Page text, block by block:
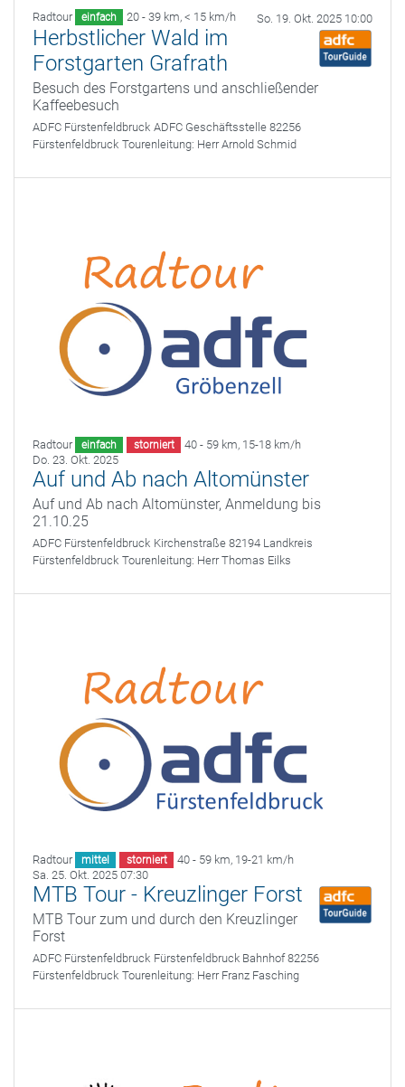
Radtour einfach 20 - 39 km, < 15 km/h So. 19. Okt. 2025 10:00
Herbstlicher Wald im
Forstgarten Grafrath
Besuch des Forstgartens und anschließender
Kaffeebesuch
ADFC Fürstenfeldbruck ADFC Geschäftsstelle 82256
Fürstenfeldbruck Tourenleitung: Herr Arnold Schmid
Radtour einfach storniert 40 - 59 km, 15-18 km/h
Do. 23. Okt. 2025
Auf und Ab nach Altomünster
Auf und Ab nach Altomünster, Anmeldung bis
21.10.25
ADFC Fürstenfeldbruck Kirchenstraße 82194 Landkreis
Fürstenfeldbruck Tourenleitung: Herr Thomas Eilks
Radtour mittel storniert 40 - 59 km, 19-21 km/h
Sa. 25. Okt. 2025 07:30
MTB Tour - Kreuzlinger Forst
MTB Tour zum und durch den Kreuzlinger
Forst
ADFC Fürstenfeldbruck Fürstenfeldbruck Bahnhof 82256
Fürstenfeldbruck Tourenleitung: Herr Franz Fasching